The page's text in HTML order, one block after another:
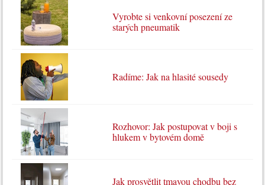
Vyrobte si venkovní posezení ze
starých pneumatik
Radíme: Jak na hlasité sousedy
Rozhovor: Jak postupovat v boji s
hlukem v bytovém domě
Jak prosvětlit tmavou chodbu bez